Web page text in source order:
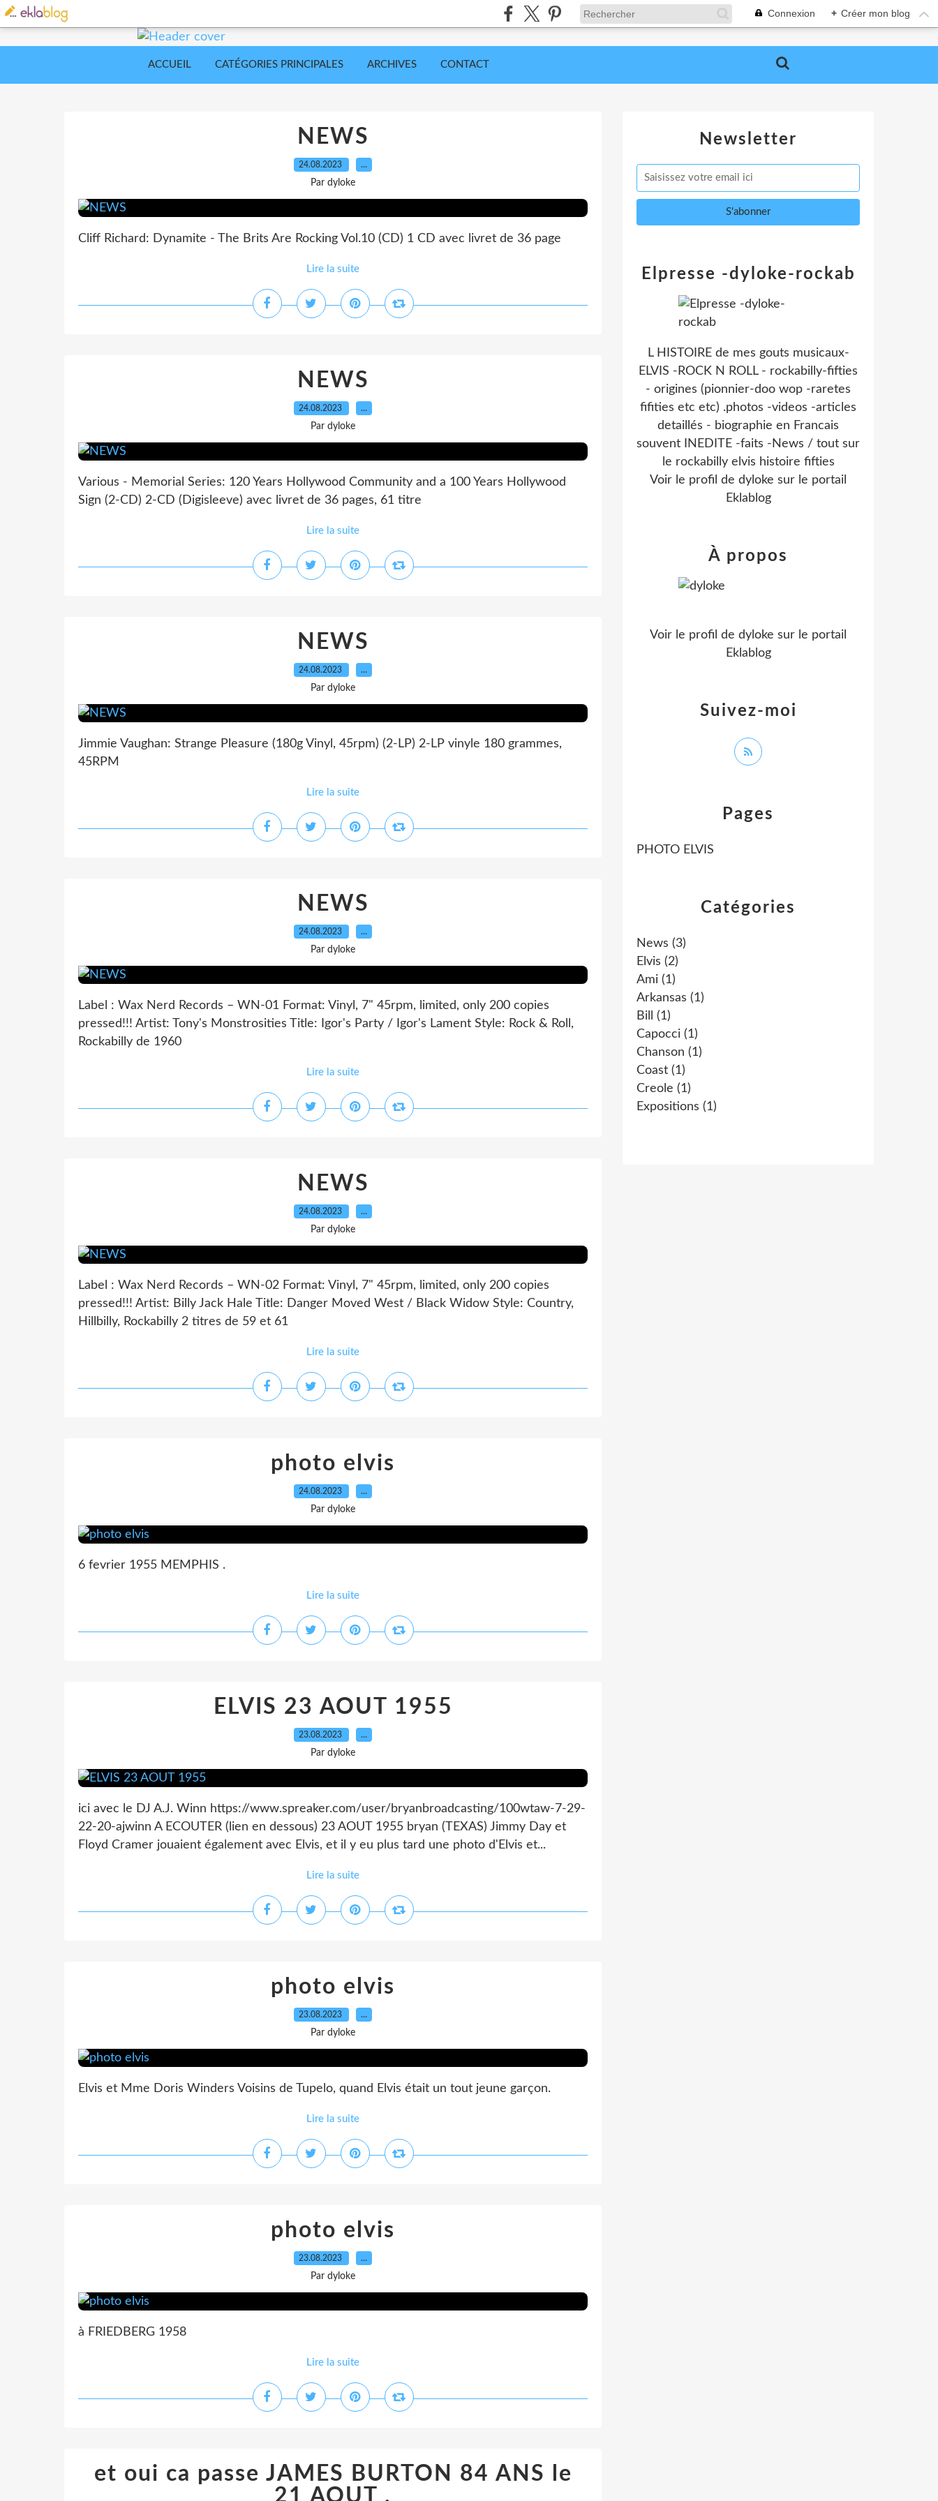
Connexion + Créer mon blog
ACCUEIL CATÉGORIES PRINCIPALES ARCHIVES CONTACT
NEWS
24.08.2023 …
Par dyloke
Cliff Richard: Dynamite - The Brits Are Rocking Vol.10 (CD) 1 CD avec livret de 36 page
Lire la suite
NEWS
24.08.2023 …
Par dyloke
Various - Memorial Series: 120 Years Hollywood Community and a 100 Years Hollywood
Sign (2-CD) 2-CD (Digisleeve) avec livret de 36 pages, 61 titre
Lire la suite
NEWS
24.08.2023 …
Par dyloke
Jimmie Vaughan: Strange Pleasure (180g Vinyl, 45rpm) (2-LP) 2-LP vinyle 180 grammes,
45RPM
Lire la suite
NEWS
24.08.2023 …
Par dyloke
Label : Wax Nerd Records – WN-01 Format: Vinyl, 7" 45rpm, limited, only 200 copies
pressed!!! Artist: Tony's Monstrosities Title: Igor's Party / Igor's Lament Style: Rock & Roll,
Rockabilly de 1960
Lire la suite
NEWS
24.08.2023 …
Par dyloke
Label : Wax Nerd Records – WN-02 Format: Vinyl, 7" 45rpm, limited, only 200 copies
pressed!!! Artist: Billy Jack Hale Title: Danger Moved West / Black Widow Style: Country,
Hillbilly, Rockabilly 2 titres de 59 et 61
Lire la suite
photo elvis
24.08.2023 …
Par dyloke
6 fevrier 1955 MEMPHIS .
Lire la suite
ELVIS 23 AOUT 1955
23.08.2023 …
Par dyloke
ici avec le DJ A.J. Winn https://www.spreaker.com/user/bryanbroadcasting/100wtaw-7-29-
22-20-ajwinn A ECOUTER (lien en dessous) 23 AOUT 1955 bryan (TEXAS) Jimmy Day et
Floyd Cramer jouaient également avec Elvis, et il y eu plus tard une photo d'Elvis et...
Lire la suite
photo elvis
23.08.2023 …
Par dyloke
Elvis et Mme Doris Winders Voisins de Tupelo, quand Elvis était un tout jeune garçon.
Lire la suite
photo elvis
23.08.2023 …
Par dyloke
à FRIEDBERG 1958
Lire la suite
et oui ca passe JAMES BURTON 84 ANS le
21 AOUT .
Newsletter
Catégories
News (3)
Elvis (2)
Ami (1)
Arkansas (1)
Bill
(1)
Capocci (1)
Chanson (1)
Coast (1)
Creole (1)
Expositions (1)
Pages
PHOTO ELVIS
Elpresse -dyloke-rockab
L HISTOIRE de mes gouts musicaux-
ELVIS -ROCK N ROLL - rockabilly-fifties
- origines (pionnier-doo wop -raretes
fifities etc etc) .photos -videos -articles
detaillés - biographie en Francais
souvent INEDITE -faits -News / tout sur
le rockabilly elvis histoire fifties
Voir le profil de dyloke sur le portail
Eklablog
Suivez-moi
À propos
Voir le profil de dyloke sur le portail
Eklablog